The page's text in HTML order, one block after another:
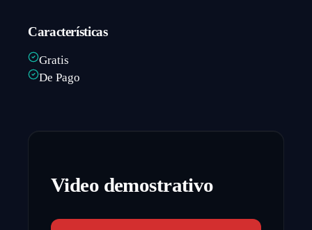
Características
Gratis
De Pago
Video demostrativo